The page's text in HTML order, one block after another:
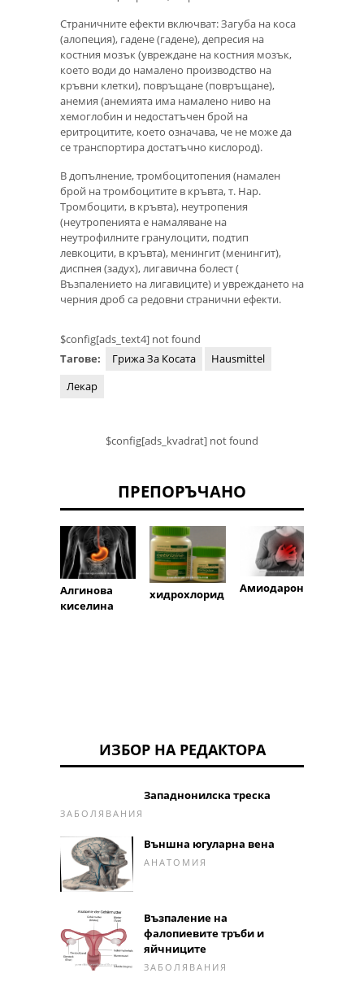
Страничните ефекти включват: Загуба на коса
(алопеция), гадене (гадене), депресия на
костния мозък (увреждане на костния мозък,
което води до намалено производство на
кръвни клетки), повръщане (повръщане),
анемия (анемията има намалено ниво на
хемоглобин и недостатъчен брой на
еритроцитите, което означава, че не може да
се транспортира достатъчно кислород).
В допълнение, тромбоцитопения (намален
брой на тромбоцитите в кръвта, т. Нар.
Тромбоцити, в кръвта), неутропения
(неутропенията е намаляване на
неутрофилните гранулоцити, подтип
левкоцити, в кръвта), менингит (менингит),
диспнея (задух), лигавична болест (
Възпалението на лигавиците) и увреждането на
черния дроб са редовни странични ефекти.
$config[ads_text4] not found
Тагове:
Грижа За Косата
Hausmittel
Лекар
$config[ads_kvadrat] not found
ПРЕПОРЪЧАНО
Алгинова
киселина
хидрохлорид Амиодарон
ИЗБОР НА РЕДАКТОРА
Западнонилска треска
ЗАБОЛЯВАНИЯ
Външна югуларна вена
АНАТОМИЯ
Възпаление на
фалопиевите тръби и
яйчниците
ЗАБОЛЯВАНИЯ